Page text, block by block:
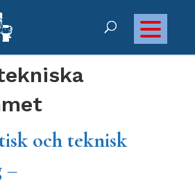
och teknisk
–